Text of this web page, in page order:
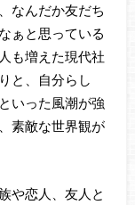
なんだか友だち
ぁと思っている
も増えた現代社
と、自分らし
いった風潮が強
素敵な世界観が
や恋人、友人と